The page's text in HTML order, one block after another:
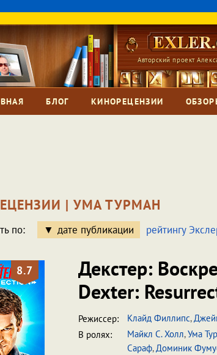
Авторский проект
БЛОГ КИНОРЕЦЕНЗИИ
| УМА ТУРМАН
по: дате публикации рейтингу
8.7 Декстер:
Dexter:
Режиссер: Клайд Филлипс,
В ролях:
Майкл С. Холл,Ума
Сараф,Доминик